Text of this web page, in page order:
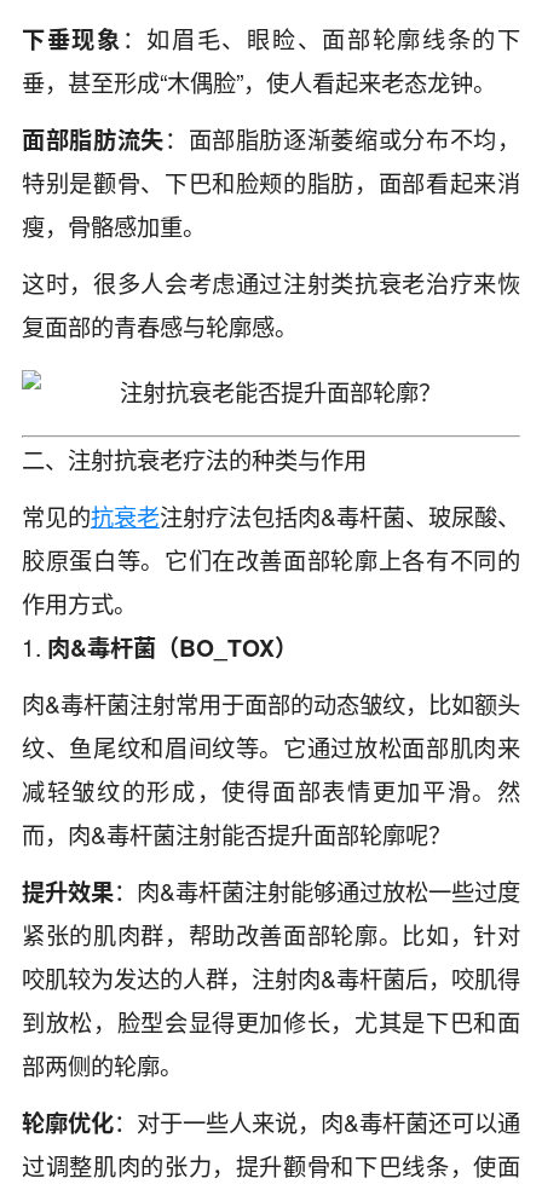
下垂现象 ：如眉毛、眼睑、面部轮廓线条的下
垂，甚至形成“木偶脸”，使人看起来老态龙钟。
面部脂肪流失：面部脂肪逐渐萎缩或分布不均，
特别是颧骨、下巴和脸颊的脂肪，面部看起来消
瘦，骨骼感加重。
这时，很多人会考虑通过注射类抗衰老治疗来恢
复面部的青春感与轮廓感。
二、注射抗衰老疗法的种类与作用
常见的抗衰老注射疗法包括肉&毒杆菌、玻尿酸、
胶原蛋白等。它们在改善面部轮廓上各有不同的
作用方式。
1. 肉&毒杆菌（BO_TOX）
肉&毒杆菌注射常用于面部的动态皱纹，比如额头
纹、鱼尾纹和眉间纹等。它通过放松面部肌肉来
减轻皱纹的形成，使得面部表情更加平滑。然
而，肉&毒杆菌注射能否提升面部轮廓呢？
提升效果：肉&毒杆菌注射能够通过放松一些过度
紧张的肌肉群，帮助改善面部轮廓。比如，针对
咬肌较为发达的人群，注射肉&毒杆菌后，咬肌得
到放松，脸型会显得更加修长，尤其是下巴和面
部两侧的轮廓。
轮廓优化：对于一些人来说，肉&毒杆菌还可以通
过调整肌肉的张力，提升颧骨和下巴线条，使面